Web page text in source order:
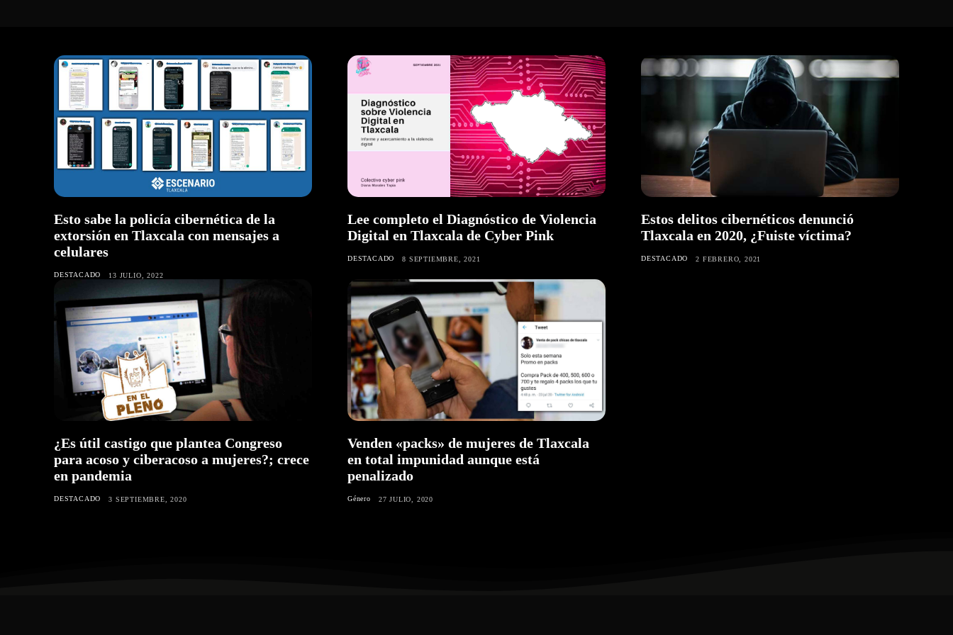
Esto sabe la policía cibernética de la
extorsión en Tlaxcala con mensajes a
celulares
DESTACADO 13 JULIO, 2022
Lee completo el Diagnóstico de Violencia
Digital en Tlaxcala de Cyber Pink
DESTACADO 8 SEPTIEMBRE, 2021
Estos delitos cibernéticos denunció
Tlaxcala en 2020, ¿Fuiste víctima?
DESTACADO 2 FEBRERO, 2021
¿Es útil castigo que plantea Congreso
para acoso y ciberacoso a mujeres?; crece
en pandemia
DESTACADO 3 SEPTIEMBRE, 2020
Venden «packs» de mujeres de Tlaxcala
en total impunidad aunque está
penalizado
Género 27 JULIO, 2020